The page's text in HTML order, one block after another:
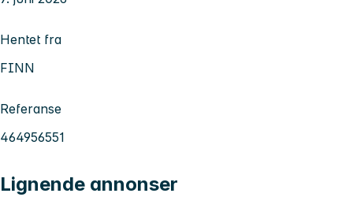
Hentet fra
FINN
Referanse
464956551
Lignende annonser